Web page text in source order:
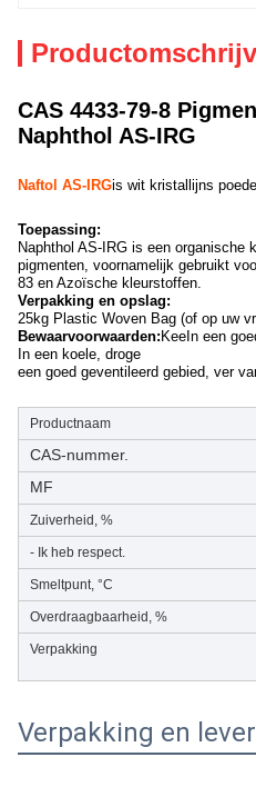
CAS 4433-79-8
Naphthol AS-IRG
Naftol AS-IRGis wit kristallijns
Toepassing:
Naphthol AS-IRG is een organische
pigmenten, voornamelijk gebruikt
83 en Azoïsche kleurstoffen.
Verpakking en opslag:
25kg Plastic Woven Bag (of op uw
Bewaarvoorwaarden: Kee In een
In een koele, droge
een goed geventileerd gebied, ver
Productnaam
CAS-nummer.
MF
Zuiverheid, %
- Ik heb respect.
Smeltpunt, °C
Overdraagbaarheid, %
Verpakking
Verpakking en